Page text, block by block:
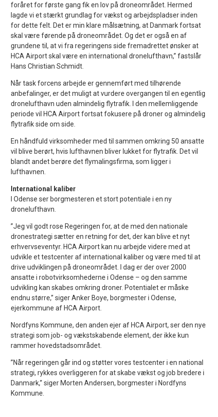
foråret for første gang fik en lov på droneområdet. Hermed
lagde vi et stærkt grundlag for vækst og arbejdspladser inden
for dette felt. Det er min klare målsætning, at Danmark fortsat
skal være førende på droneområdet. Og det er også en af
grundene til, at vi fra regeringens side fremadrettet ønsker at
HCA Airport skal være en international dronelufthavn,” fastslår
Hans Christian Schmidt.
Når task forcens arbejde er gennemført med tilhørende
anbefalinger, er det muligt at vurdere overgangen til en egentlig
dronelufthavn uden almindelig flytrafik. I den mellemliggende
periode vil HCA Airport fortsat fokusere på droner og almindelig
flytrafik side om side.
En håndfuld virksomheder med til sammen omkring 50 ansatte
vil blive berørt, hvis lufthavnen bliver lukket for flytrafik. Det vil
blandt andet berøre det flymalingsfirma, som ligger i
lufthavnen.
International kaliber
I Odense ser borgmesteren et stort potentiale i en ny
dronelufthavn.
”Jeg vil godt rose Regeringen for, at de med den nationale
dronestrategi sætter en retning for det, der kan blive et nyt
erhvervseventyr. HCA Airport kan nu arbejde videre med at
udvikle et testcenter af international kaliber og være med til at
drive udviklingen på droneområdet. I dag er der over 2000
ansatte i robotvirksomhederne i Odense – og den samme
udvikling kan skabes omkring droner. Potentialet er måske
endnu større,” siger Anker Boye, borgmester i Odense,
ejerkommune af HCA Airport.
Nordfyns Kommune, den anden ejer af HCA Airport, ser den nye
strategi som job- og vækstskabende element, der ikke kun
rammer hovedstadsområdet.
”Når regeringen går ind og støtter vores testcenter i en national
strategi, rykkes overliggeren for at skabe vækst og job bredere i
Danmark,” siger Morten Andersen, borgmester i Nordfyns
Kommune.